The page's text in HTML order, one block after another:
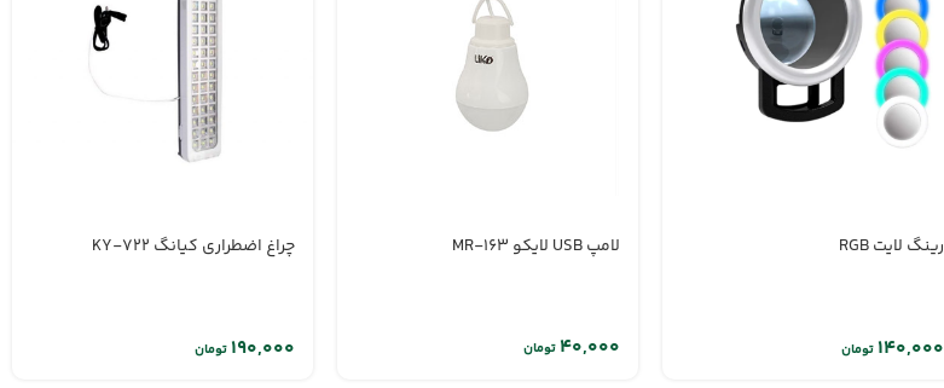
رینگ لایت RGB
تومان
لامپ USB لایکو MR-163
تومان
چراغ اضطراری کیانگ KY-722
تومان